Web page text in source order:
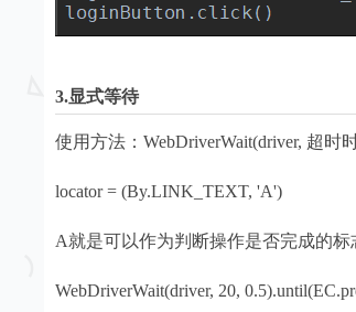
3.显式等待
使用方法：WebDriverWait(driver, 超
locator = (By.LINK_TEXT, 'A')
A就是可以作为判断操作是否完成的标
WebDriverWait(driver, 20,